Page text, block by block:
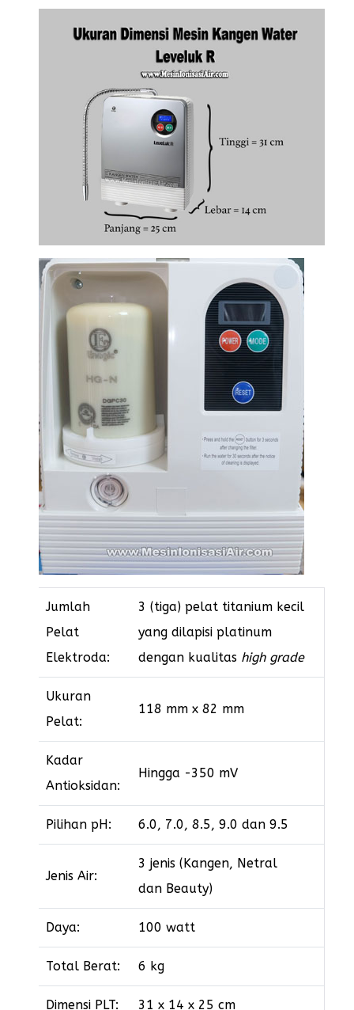
Jumlah
Pelat
Elektroda:
3 (tiga) pelat titanium kecil
yang dilapisi platinum
dengan kualitas high grade
Ukuran
Pelat:
118 mm x 82 mm
Kadar
Antioksidan:
Hingga -350 mV
Pilihan pH: 6.0, 7.0, 8.5, 9.0 dan 9.5
Jenis Air:
3 jenis (Kangen, Netral
dan Beauty)
Daya: 100 watt
Total Berat: 6 kg
Dimensi PLT: 31 x 14 x 25 cm